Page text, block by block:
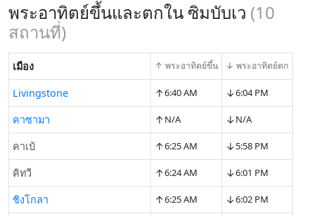
พระอาทิตย์ขึ้นและตกใน ซิมบับเว (10
สถานที่)
เมือง ↑ พระอาทิตย์ขึ้น ↓ พระอาทิตย์ตก
Livingstone ↑6:40 AM ↓6:04 PM
คาซามา ↑ N/A ↓N/A
คาเบ้ ↑6:25 AM ↓5:58 PM
คิทวี ↑6:24 AM ↓6:01 PM
ชิงโกลา ↑6:25 AM ↓6:02 PM